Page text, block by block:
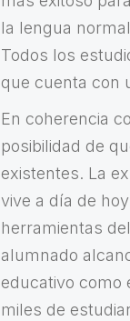
la lengua
Todos los
que cuenta con
En coherencia
posibilidad de
existentes. La
vive a día de
herramientas
alumnado
educativo como
miles de